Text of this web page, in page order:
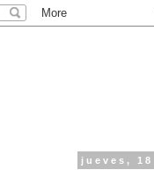
jueves,